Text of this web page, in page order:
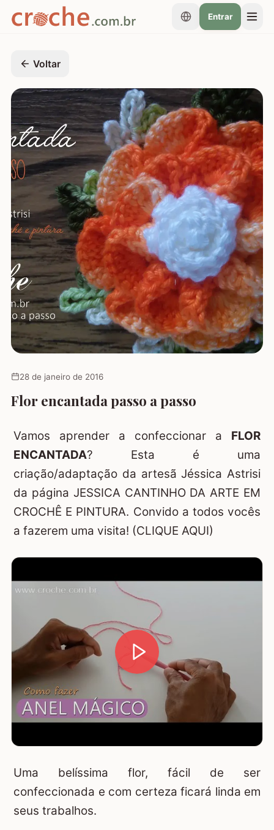
Entrar
Voltar
28 de janeiro de 2016
Flor encantada passo a passo
Vamos aprender a confeccionar a FLOR
ENCANTADA? Esta é uma
criação/adaptação da artesã Jéssica Astrisi
da página JESSICA CANTINHO DA ARTE EM
CROCHÊ E PINTURA. Convido a todos vocês
a fazerem uma visita! (CLIQUE AQUI)
Uma belíssima flor, fácil de ser
confeccionada e com certeza ficará linda em
seus trabalhos.